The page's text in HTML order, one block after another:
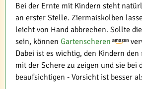
Bei der Ernte mit Kindern steht
an erster Stelle. Ziermaiskolben
leicht von Hand abbrechen. Sollte
sein, können Gartenscheren
Dabei ist es wichtig, den Kindern
mit der Schere zu zeigen und sie bei
beaufsichtigen - Vorsicht ist besser